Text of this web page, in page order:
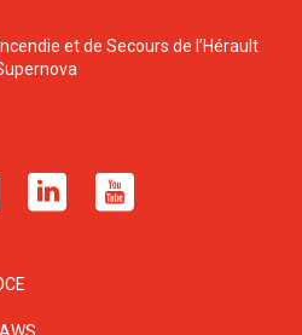
et de Secours de l’Hérault